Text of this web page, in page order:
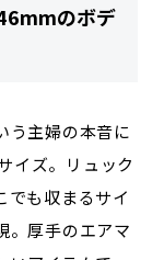
のボデ
う主婦の本音に
ズ。リュック
でも収まるサイ
。厚手のエアマ